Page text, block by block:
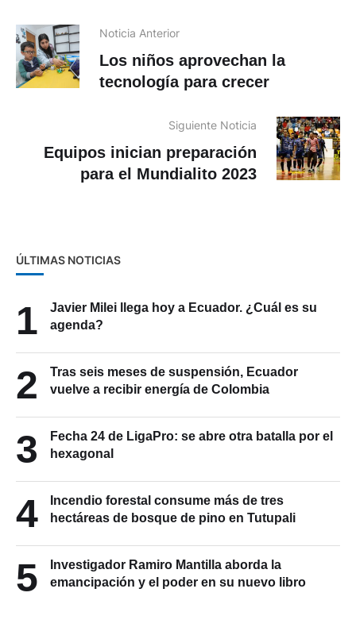
Noticia Anterior
Los niños aprovechan la
tecnología para crecer
Siguiente Noticia
Equipos inician preparación
para el Mundialito 2023
ÚLTIMAS NOTICIAS
1
Javier Milei llega hoy a Ecuador. ¿Cuál es su
agenda?
2
Tras seis meses de suspensión, Ecuador
vuelve a recibir energía de Colombia
3
Fecha 24 de LigaPro: se abre otra batalla por el
hexagonal
4
Incendio forestal consume más de tres
hectáreas de bosque de pino en Tutupali
5
Investigador Ramiro Mantilla aborda la
emancipación y el poder en su nuevo libro